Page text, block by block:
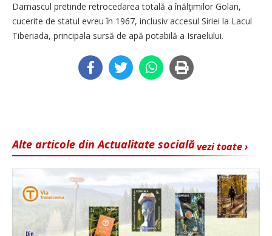
Damascul pretinde retrocedarea totală a înălţimilor Golan,
cucerite de statul evreu în 1967, inclusiv accesul Siriei la Lacul
Tiberiada, principala sursă de apă potabilă a Israelului.
vezi toate ›
Alte articole din Actualitate socială